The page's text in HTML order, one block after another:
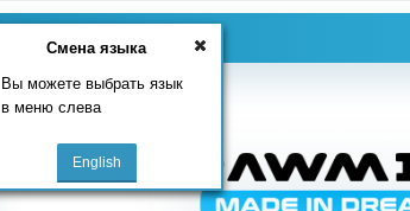
Смена языка
Вы можете выбрать язык
в меню слева